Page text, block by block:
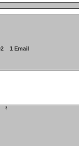
1 Email
§